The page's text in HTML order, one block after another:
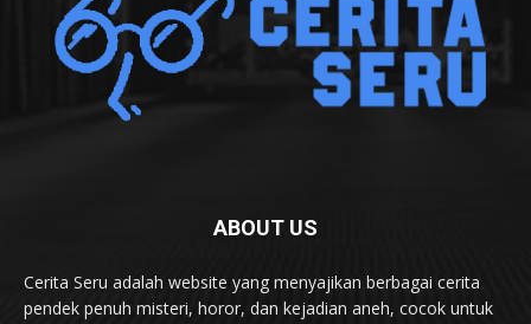
ABOUT US
Cerita Seru adalah website yang menyajikan berbagai cerita
pendek penuh misteri, horor, dan kejadian aneh, cocok untuk